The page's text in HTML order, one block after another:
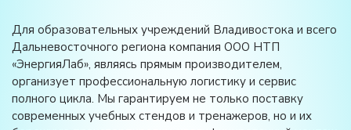
Для образовательных учреждений Владивостока и всего
Дальневосточного региона компания ООО НТП
«ЭнергияЛаб», являясь прямым производителем,
организует профессиональную логистику и сервис
полного цикла. Мы гарантируем не только поставку
современных учебных стендов и тренажеров, но и их